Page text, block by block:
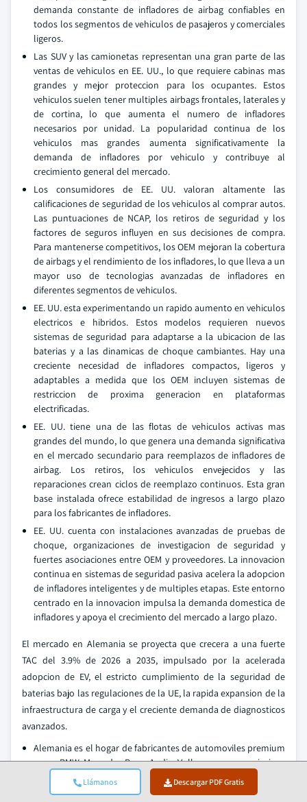
Llámanos Descargar PDF Gratis
demanda constante de infladores de airbag confiables en
todos los segmentos de vehiculos de pasajeros y comerciales
ligeros.
Las SUV y las camionetas representan una gran parte de las
ventas de vehiculos en EE. UU., lo que requiere cabinas mas
grandes y mejor proteccion para los ocupantes. Estos
vehiculos suelen tener multiples airbags frontales, laterales y
de cortina, lo que aumenta el numero de infladores
necesarios por unidad. La popularidad continua de los
vehiculos mas grandes aumenta significativamente la
demanda de infladores por vehiculo y contribuye al
crecimiento general del mercado.
Los consumidores de EE. UU. valoran altamente las
calificaciones de seguridad de los vehiculos al comprar autos.
Las puntuaciones de NCAP, los retiros de seguridad y los
factores de seguros influyen en sus decisiones de compra.
Para mantenerse competitivos, los OEM mejoran la cobertura
de airbags y el rendimiento de los infladores, lo que lleva a un
mayor uso de tecnologias avanzadas de infladores en
diferentes segmentos de vehiculos.
EE. UU. esta experimentando un rapido aumento en vehiculos
electricos e hibridos. Estos modelos requieren nuevos
sistemas de seguridad para adaptarse a la ubicacion de las
baterias y a las dinamicas de choque cambiantes. Hay una
creciente necesidad de infladores compactos, ligeros y
adaptables a medida que los OEM incluyen sistemas de
restriccion de proxima generacion en plataformas
electrificadas.
EE. UU. tiene una de las flotas de vehiculos activas mas
grandes del mundo, lo que genera una demanda significativa
en el mercado secundario para reemplazos de infladores de
airbag. Los retiros, los vehiculos envejecidos y las
reparaciones crean ciclos de reemplazo continuos. Esta gran
base instalada ofrece estabilidad de ingresos a largo plazo
para los fabricantes de infladores.
EE. UU. cuenta con instalaciones avanzadas de pruebas de
choque, organizaciones de investigacion de seguridad y
fuertes asociaciones entre OEM y proveedores. La innovacion
continua en sistemas de seguridad pasiva acelera la adopcion
de infladores inteligentes y de multiples etapas. Este entorno
centrado en la innovacion impulsa la demanda domestica de
infladores y apoya el crecimiento del mercado a largo plazo.
El mercado en Alemania se proyecta que crecera a una fuerte
TAC del 3.9% de 2026 a 2035, impulsado por la acelerada
adopcion de EV, el estricto cumplimiento de la seguridad de
baterias bajo las regulaciones de la UE, la rapida expansion de la
infraestructura de carga y el creciente demanda de diagnosticos
avanzados.
Alemania es el hogar de fabricantes de automoviles premium
como BMW, Mercedes-Benz, Audi y Volkswagen, que priorizan
la ingenieria de seguridad. Estas empresas incluyen multiples
sistemas de airbag de alto rendimiento como caracteristicas